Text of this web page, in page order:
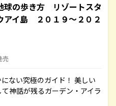
の歩き方 リゾートスタ
イ島 ２０１９～２０２
売
ない究極のガイド！ 美しい
神話が残るガーデン・アイラ